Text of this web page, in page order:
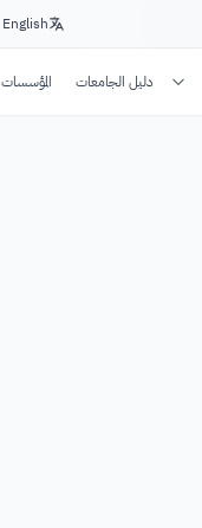
English
دليل الجامعات المؤسسات